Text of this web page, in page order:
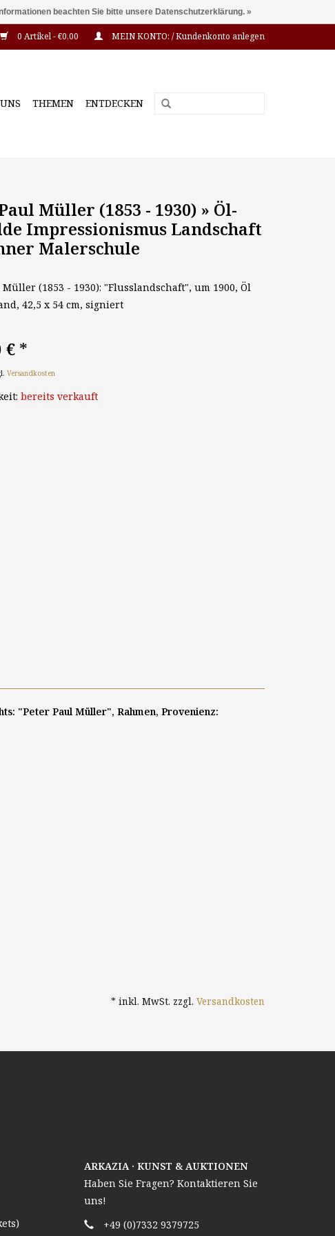
0 Artikel - €0,00 MEIN KONTO: / Kundenkonto anlegen
THEMEN ENTDECKEN
Müller (1853 - 1930) » Öl-
Impressionismus Landschaft
Malerschule
(1853 - 1930): "Flusslandschaft", um 1900, Öl
42,5 x 54 cm, signiert
€ *
Versandkosten
bereits verkauft
"Peter Paul Müller", Rahmen, Provenienz:
* inkl. MwSt. zzgl. Versandkosten
ARKAZIA · KUNST & AUKTIONEN
Haben Sie Fragen? Kontaktieren Sie
uns!
+49 (0)7332 9379725
beachten Sie bitte unsere Datenschutzerklärung. »